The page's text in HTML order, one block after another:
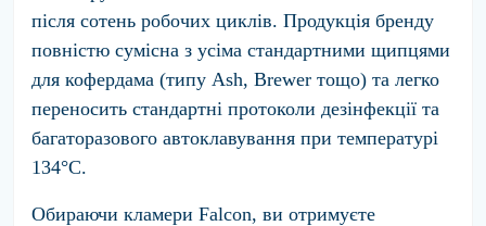
після сотень робочих циклів. Продукція бренду
повністю сумісна з усіма стандартними щипцями
для кофердама (типу Ash, Brewer тощо) та легко
переносить стандартні протоколи дезінфекції та
багаторазового автоклавування при температурі
134°C.
Обираючи кламери Falcon, ви отримуєте